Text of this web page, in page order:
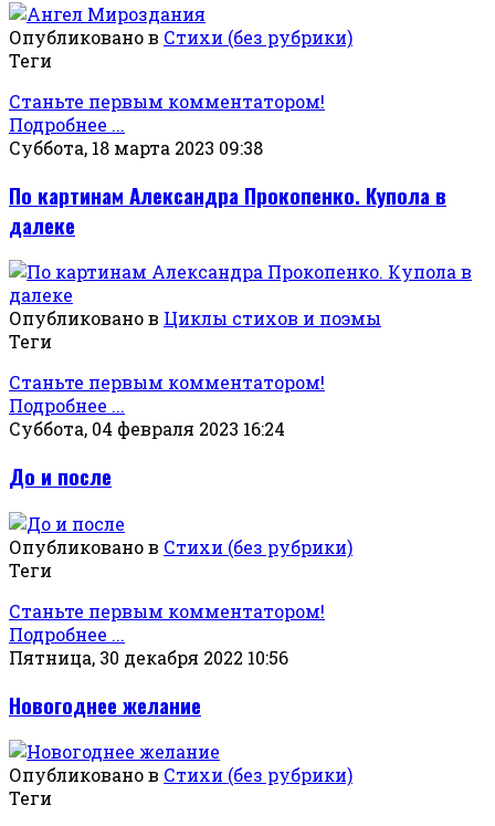
Опубликовано в Стихи (без рубрики)
Теги
Станьте первым комментатором!
Подробнее ...
Суббота, 18 марта 2023 09:38
По картинам Александра Прокопенко. Купола в
далеке
Опубликовано в Циклы стихов и поэмы
Теги
Станьте первым комментатором!
Подробнее ...
Суббота, 04 февраля 2023 16:24
До и после
Опубликовано в Стихи (без рубрики)
Теги
Станьте первым комментатором!
Подробнее ...
Пятница, 30 декабря 2022 10:56
Новогоднее желание
Опубликовано в Стихи (без рубрики)
Теги